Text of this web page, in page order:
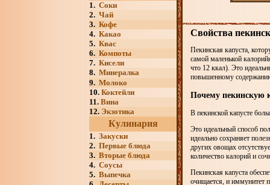
1. Соки
2. Чай
3. Кофе
4. Какао
5. Квас
6. Компоты
7. Кисели
8. Минералка
9. Молоко
10. Коктейли
11. Вина
12. Экзотика
Кулинария
1. Закуски
2. Первые блюда
3. Вторые блюда
4. Соусы
5. Выпечка
Свойства
Пекинская капуста,
самой маленькой
что 12 ккал). Это
повышенному
Почему пекинскую
В пекинской капусте
Это идеальный способ
идеально сохраняет
других овощах
количество калорий и
Пекинская капуста
очищается, и иммунитет